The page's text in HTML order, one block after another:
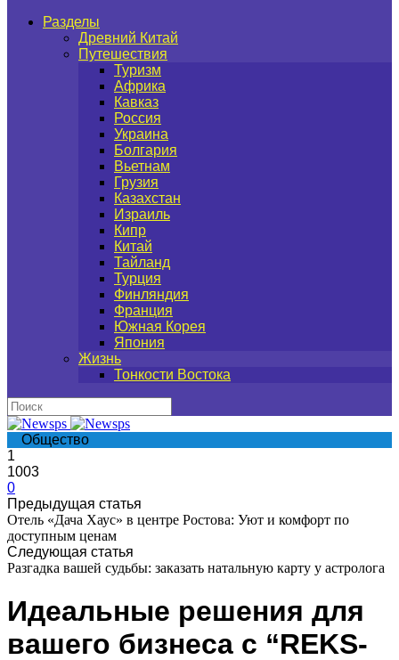
Разделы
Древний Китай
Путешествия
Туризм
Африка
Кавказ
Россия
Украина
Болгария
Вьетнам
Грузия
Казахстан
Израиль
Кипр
Китай
Тайланд
Турция
Финляндия
Франция
Южная Корея
Япония
Жизнь
Тонкости Востока
Общество
1
1003
0
Предыдущая статья
Отель «Дача Хаус» в центре Ростова: Уют и комфорт по
доступным ценам
Следующая статья
Разгадка вашей судьбы: заказать натальную карту у астролога
Идеальные решения для
вашего бизнеса с “REKS-